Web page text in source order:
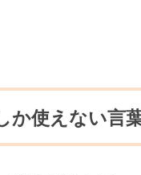
使えない言